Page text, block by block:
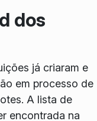
dos
já criaram e
em processo de
A lista de
encontrada na